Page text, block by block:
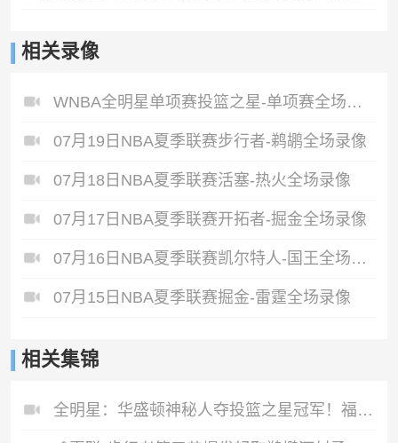
相关录像
WNBA全明星单项赛投篮之星-单项赛全场录像
07月19日NBA夏季联赛步行者-鹈鹕全场录像
07月18日NBA夏季联赛活塞-热火全场录像
07月17日NBA夏季联赛开拓者-掘金全场录像
07月16日NBA夏季联赛凯尔特人-国王全场录像
07月15日NBA夏季联赛掘金-雷霆全场录像
相关集锦
全明星：华盛顿神秘人夺投篮之星冠军！福德夺得三分大赛冠军！